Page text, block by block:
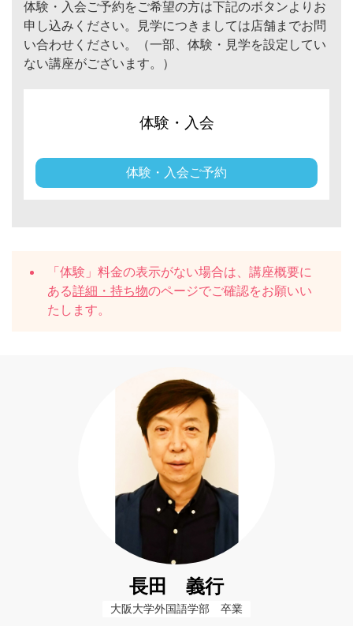
体験・入会ご予約をご希望の方は下記のボタンよりお
申し込みください。見学につきましては店舗までお問
い合わせください。（一部、体験・見学を設定してい
ない講座がございます。）
体験・入会
体験・入会ご予約
「体験」料金の表示がない場合は、講座概要に
ある詳細・持ち物のページでご確認をお願いい
たします。
長田 義行
大阪大学外国語学部　卒業